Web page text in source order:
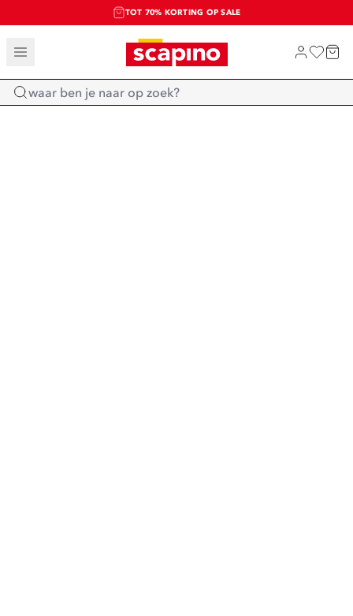
TOT 70% KORTING OP SALE
SALE: LAATSTE KANS!
SHOP NIEUW
Home